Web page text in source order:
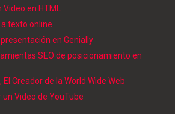
en HTML
texto online
en Genially
SEO de posicionamiento en
Creador de la World Wide Web
Video de YouTube